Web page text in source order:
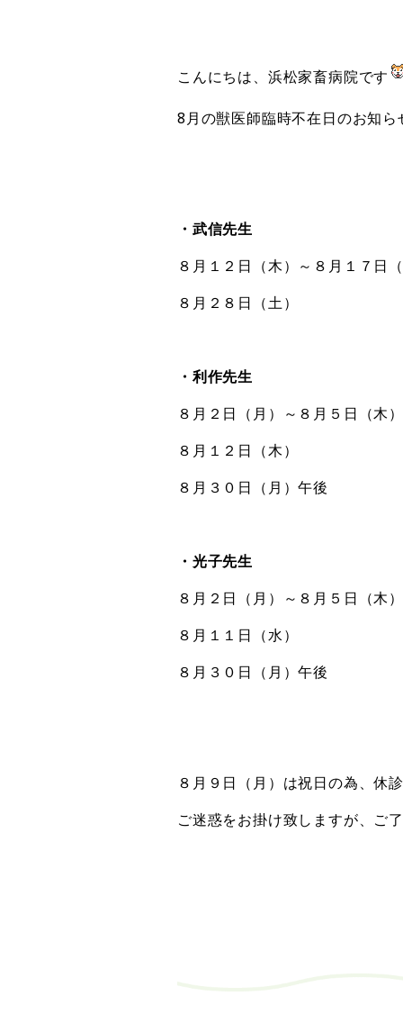
こんにちは、浜松家畜病院です
8月の獣医師臨時不在日のお知ら
・武信先生
８月１２日（木）～８月１７日
８月２８日（土）
・利作先生
８月２日（月）～８月５日（木）
８月１２日（木）
８月３０日（月）午後
・光子先生
８月２日（月）～８月５日（木）
８月１１日（水）
８月３０日（月）午後
８月９日（月）は祝日の為、休
ご迷惑をお掛け致しますが、ご